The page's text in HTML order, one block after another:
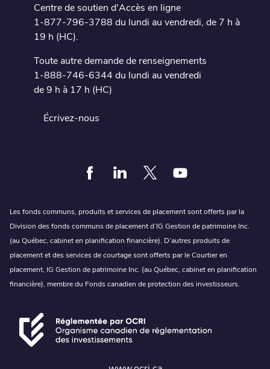
Centre de soutien d'Accès en ligne
1-877-796-3788 du lundi au vendredi, de 7 h à
19 h (HC).
Toute autre demande de renseignements
1-888-746-6344 du lundi au vendredi
de 9 h à 17 h (HC)
Écrivez-nous
FacebookLinkedinTwitterYoutube
Les fonds communs, produits et services de placement sont offerts par la
Division des fonds communs de placement d’IG Gestion de patrimoine Inc.
(au Québec, cabinet en planification financière). D’autres produits de
placement et des services de courtage sont offerts par le Courtier en
placement, IG Gestion de patrimoine Inc. (au Québec, cabinet en planification
financière), membre du Fonds canadien de protection des investisseurs.